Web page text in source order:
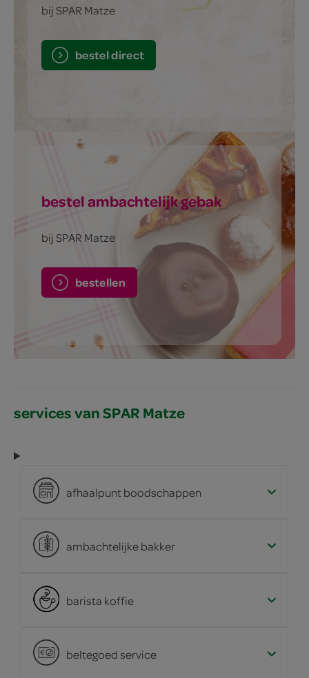
bij SPAR Matze
bestel direct
bestel ambachtelijk gebak
bij SPAR Matze
bestellen
services van SPAR Matze
afhaalpunt boodschappen
ambachtelijke bakker
barista koffie
beltegoed service